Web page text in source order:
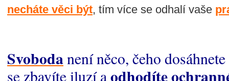
necháte věci být, tím více se odhalí vaše
Svobodanení něco, čeho
se zbavíte iluzí aodhodíte